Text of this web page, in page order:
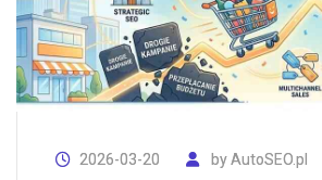
2026-03-20 byAutoSEO.pl